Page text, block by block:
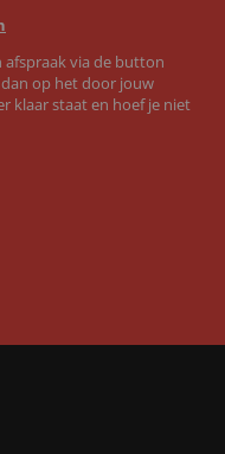
via de button
op het door jouw
klaar staat en hoef je niet